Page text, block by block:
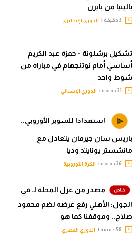
بالينيا من بايرن
الدوري الإنجليزي
تشكيل برشلونة - حمزة عبد الكريم
أساسي أمام نوتنجهام في مباراة من
شوط واحد
الدوري الإسباني
استعدادا للسوبر الأوروبي..
باريس سان جيرمان يتعادل مع
مانشستر يونايتد وديا
الكرة الأوروبية
مصدر من غزل المحلة لـ في
الجول: الأهلي رفع عرضه لضم محمود
صلاح.. وموقفنا كما هو
الدوري المصري